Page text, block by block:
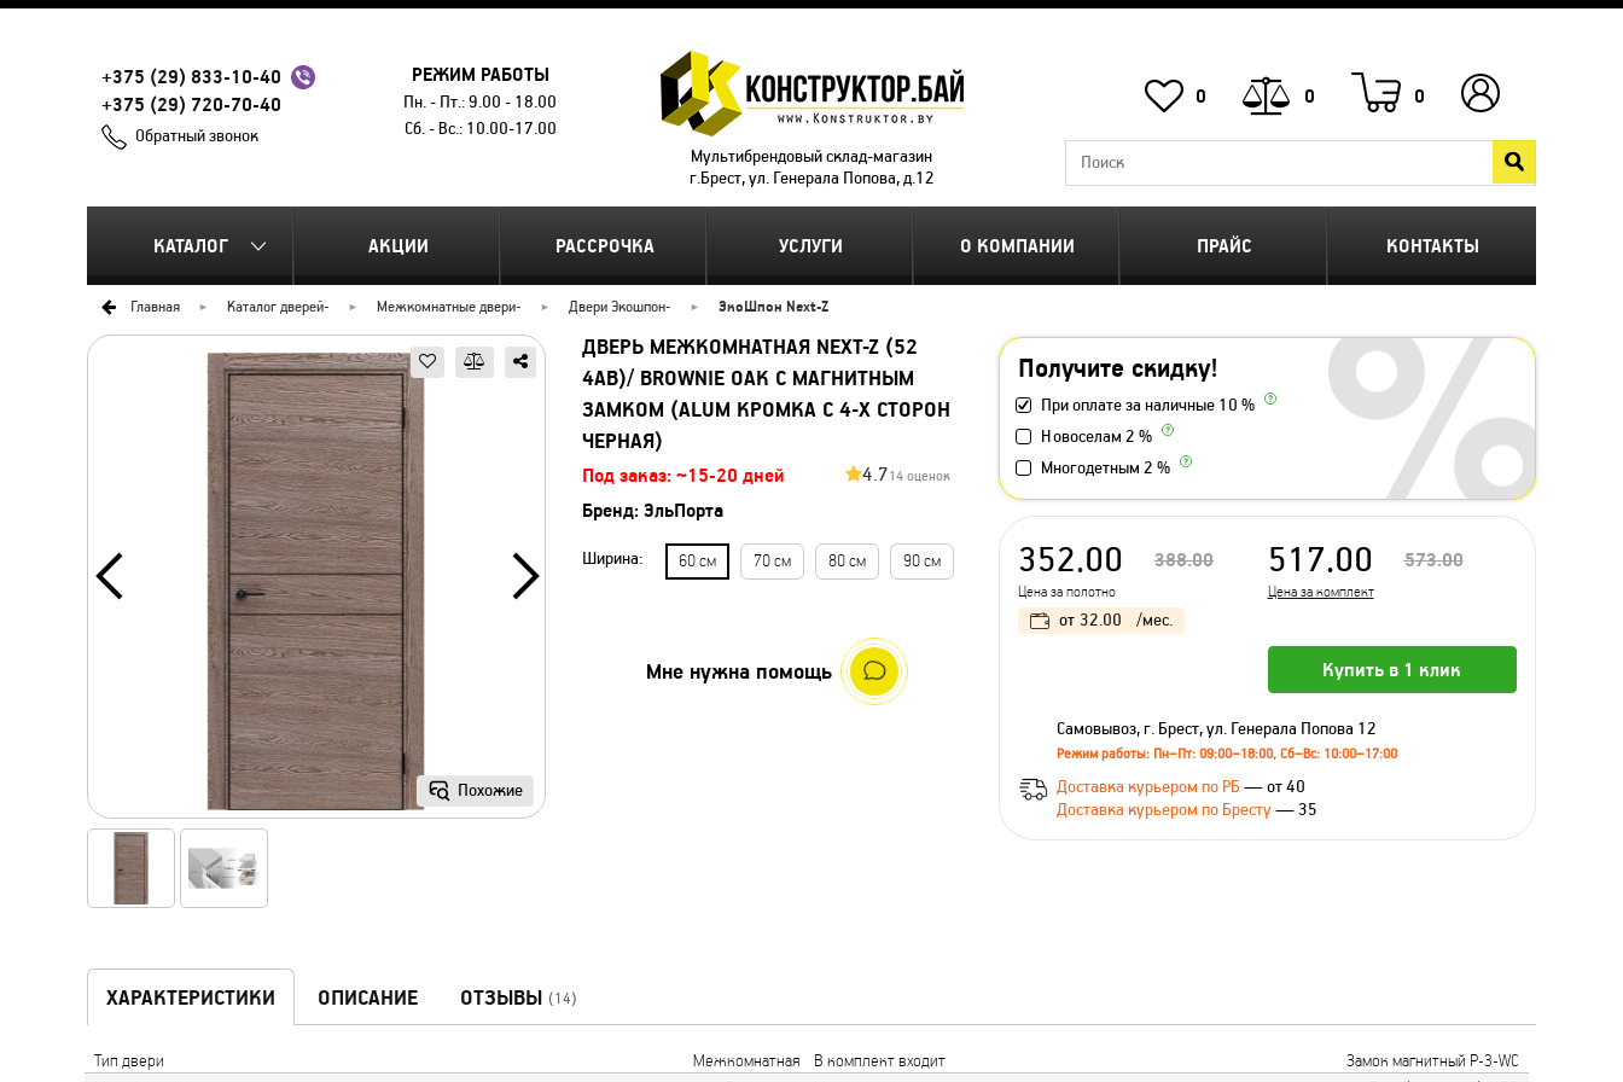
+375 (29) 833-10-40
+375 (29) 720-70-40
Обратный звонок
РЕЖИМ РАБОТЫ
Пн. - Пт.: 9.00 - 18.00
Сб. - Вс.: 10.00-17.00
Мультибрендовый склад-магазин
г.Брест, ул. Генерала Попова, д.12
0 0 0
КАТАЛОГ АКЦИИ РАССРОЧКА УСЛУГИ О КОМПАНИИ ПРАЙС КОНТАКТЫ
Главная Каталог дверей- Межкомнатные двери- Двери Экошпон- ЭкоШпон Next-Z
Похожие
ДВЕРЬ МЕЖКОМНАТНАЯ NEXT-Z (52
4AB)/ BROWNIE OAK С МАГНИТНЫМ
ЗАМКОМ (ALUM КРОМКА С 4-Х СТОРОН
ЧЕРНАЯ)
Под заказ: ~15-20 дней 4.714 оценок
Бренд: ЭльПорта
Ширина: 60 см 70 см 80 см 90 см
Получите скидку!
При оплате за наличные 10 %
Новоселам 2 %
Многодетным 2 %
Мне нужна помощь
352.00 388.00
Цена за полотно
517.00 573.00
Цена за комплект
от 32.00 /мес.
Купить в 1 клик
Самовывоз, г. Брест, ул. Генерала Попова 12
Режим работы: Пн–Пт: 09:00–18:00, Сб–Вс: 10:00–17:00
Доставка курьером по РБ — от 40
Доставка курьером по Бресту— 35
ХАРАКТЕРИСТИКИ ОПИСАНИЕ ОТЗЫВЫ (14)
Тип двери Межкомнатная В комплект входит
Замок магнитный Р-3-WC